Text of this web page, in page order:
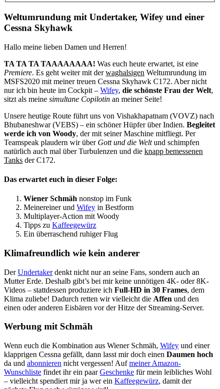
Weltumrundung mit Undertaker, Wifey und einer
Cessna Skyhawk
Hallo meine lieben Damen und Herren!
TA TA TA TAAAAAAAA! Was euch heute erwartet, ist eine
Premiere. Es geht weiter mit derwaghalsigen Weltumrundung im
MSFS2020 mit meiner treuen Cessna Skyhawk C172. Aber nicht
nur ich bin heute im Cockpit – Wifey, die schönste Frau der Welt,
sitzt als meine simultane Copilotin an meiner Seite!
Unsere heutige Route führt uns von Vishakhapatnam (VOVZ) nach
Bhubaneshwar (VEBS) – ein schöner Hüpfer über Indien. Begleitet
werde ich von Woody, der mit seiner Maschine mitfliegt. Per
Teamspeak plaudern wir über Gott und die Weltund schimpfen
natürlich auch mal über Turbulenzen und die knapp bemessenen
Tanks der C172.
Das erwartet euch in dieser Folge:
Wiener Schmäh nonstop im Funk
Meinereiner und Wifey in Bestform
Multiplayer-Action mit Woody
Tipps zu Kaffeegewürz
Ein überraschend ruhiger Flug
Klimafreundlich wie kein anderer
DerUndertakerdenkt nicht nur an seine Fans, sondern auch an
Mutter Erde. Deshalb gibt’s bei mir keine unnötigen 4K- oder 8K-
Videos – stattdessen produziere ich Full-HD in 30 Frames, dem
Klima zuliebe! Dadurch retten wir vielleicht die Affen und den
einen oder anderen Eisbären vor der Hitze der Streaming-Server.
Werbung mit Schmäh
Wenn euch die Kombination aus Wiener Schmäh, Wifey und einer
klapprigen Cessna gefällt, dann lasst mir doch einen Daumen hoch
da und abonnieren nicht vergessen! Aufmeiner Amazon-
Wunschliste findet ihr ein paarGeschenke für mein leibliches Wohl
– vielleicht spendiert mir ja wer ein Kaffeegewürz, damit der